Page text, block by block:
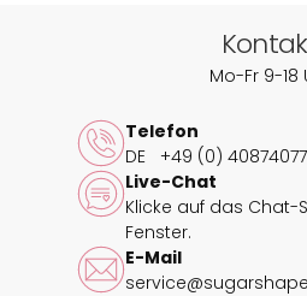
Mo-Fr 9-18
Telefon
DE
+49 (0)
Live-Chat
Klicke auf das Chat-
Fenster.
E-Mail